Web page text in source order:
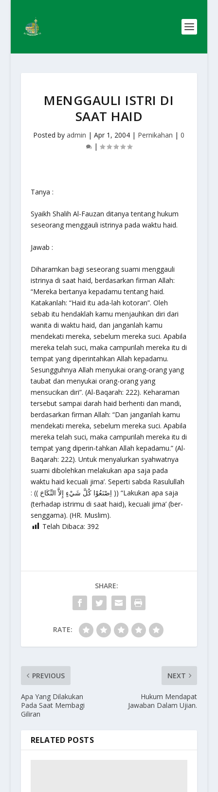
MENGGAULI ISTRI DI
SAAT HAID
Posted byadmin |Apr 1, 2004 | Pernikahan |0
|
Tanya :
Syaikh Shalih Al-Fauzan ditanya tentang hukum
seseorang menggauli istrinya pada waktu haid.
Jawab :
Diharamkan bagi seseorang suami menggauli
istrinya di saat haid, berdasarkan firman Allah:
“Mereka bertanya kepadamu tentang haid.
Katakanlah: “Haid itu ada-lah kotoran”. Oleh
sebab itu hendaklah kamu menjauhkan diri dari
wanita di waktu haid, dan janganlah kamu
mendekati mereka, sebelum mereka suci. Apabila
mereka telah suci, maka campurilah mereka itu di
tempat yang diperintahkan Allah kepadamu.
Sesungguhnya Allah menyukai orang-orang yang
taubat dan menyukai orang-orang yang
mensucikan diri”. (Al-Baqarah: 222). Keharaman
tersebut sampai darah haid berhenti dan mandi,
berdasarkan firman Allah: “Dan janganlah kamu
mendekati mereka, sebelum mereka suci. Apabila
mereka telah suci, maka campurilah mereka itu di
tempat yang diperin-tahkan Allah kepadamu.” (Al-
Baqarah: 222). Untuk menyalurkan syahwatnya
suami dibolehkan melakukan apa saja pada
waktu haid kecuali jima’. Seperti sabda Rasulullah
: (( اِصْنَعُوْا كُلَّ شَيْءٍ إِلاَّ النِّكَاحَ )) “Lakukan apa saja
(terhadap istrimu di saat haid), kecuali jima’ (ber-
senggama). (HR. Muslim).
Telah Dibaca: 392
SHARE:
RATE:
PREVIOUS
Apa Yang Dilakukan
Pada Saat Membagi
Giliran
NEXT
Hukum Mendapat
Jawaban Dalam Ujian.
RELATED POSTS